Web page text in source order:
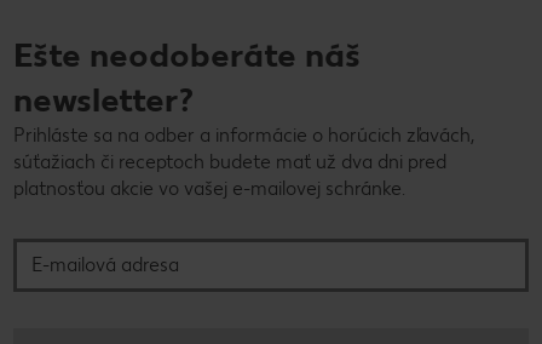
Ešte neodoberáte náš
newsletter?
Prihláste sa na odber a informácie o horúcich zľavách,
súťažiach či receptoch budete mať už dva dni pred
platnosťou akcie vo vašej e-mailovej schránke.